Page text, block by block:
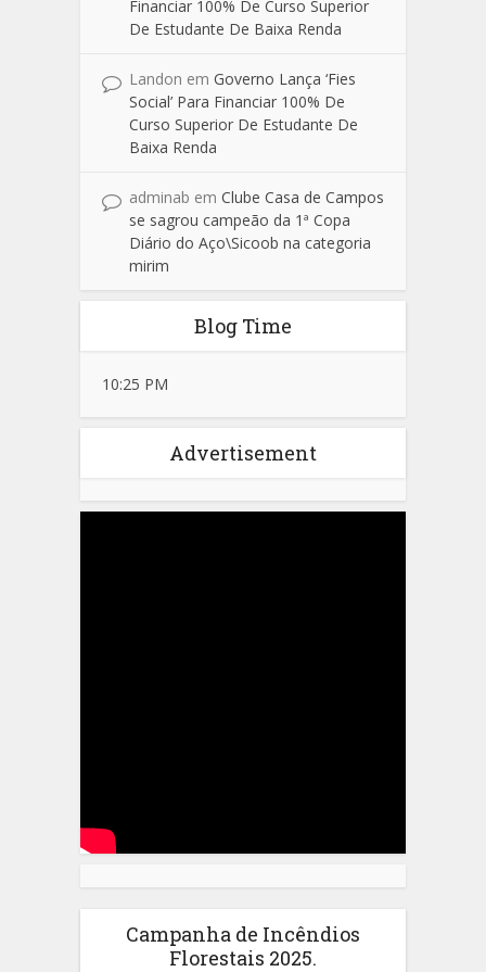
Financiar 100% De Curso Superior
De Estudante De Baixa Renda
Landon em Governo Lança ‘Fies
Social’ Para Financiar 100% De
Curso Superior De Estudante De
Baixa Renda
adminab em Clube Casa de Campos
se sagrou campeão da 1ª Copa
Diário do Aço\Sicoob na categoria
mirim
Blog Time
10:25 PM
Advertisement
Campanha de Incêndios
Florestais 2025.